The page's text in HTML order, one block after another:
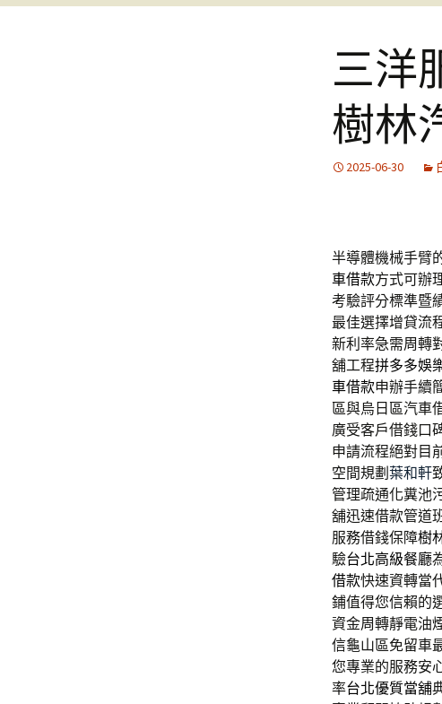
三洋
樹林
2025-06-30
半導體機械手臂
車借款方式可辦
考驗評分標準暨
最佳選擇增貸流
新利率急需周轉
舖工程拼多多娛
車借款申辦手續
區與烏日區汽車
廣受客戶借錢口
申請流程絕對目
空間規劃 葉和軒
管理疏通化糞池
舖迅速借款管道
服務借錢保障樹
驗台北高級餐廳
借款快速資轉當
鋪值得您信賴的
資金周轉靜電油
信龜山區免留車
您專業的服務安
率台北優質當舖